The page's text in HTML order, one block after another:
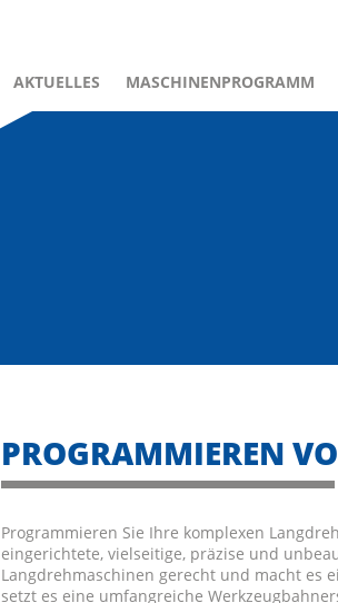
AKTUELLES MASCHINENPROGRAMM
PROGRAMMIEREN
Programmieren Sie Ihre komplexen
eingerichtete, vielseitige, präzise und
Langdrehmaschinen gerecht und macht es
setzt es eine umfangreiche